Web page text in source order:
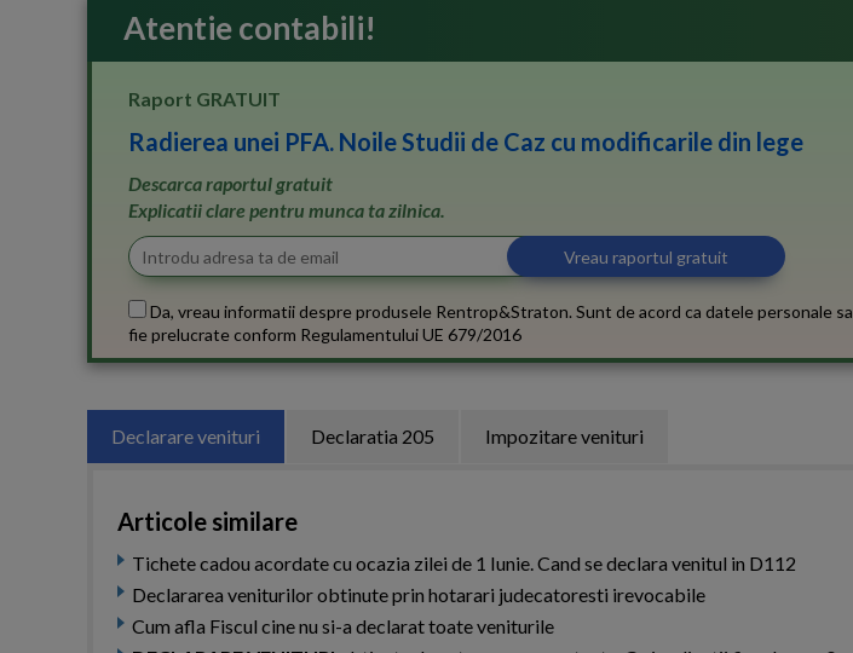
Atentie contabili!
Raport GRATUIT
Radierea unei PFA. Noile Studii de Caz cu modificarile din lege
Descarca raportul gratuit
Explicatii clare pentru munca ta zilnica.
Da, vreau informatii despre produsele Rentrop&Straton. Sunt de acord ca datele personale sa
fie prelucrate conform Regulamentului UE 679/2016
Declarare venituri Declaratia 205 Impozitare venituri
Articole similare
Tichete cadou acordate cu ocazia zilei de 1 Iunie. Cand se declara venitul in D112
Declararea veniturilor obtinute prin hotarari judecatoresti irevocabile
Cum afla Fiscul cine nu si-a declarat toate veniturile